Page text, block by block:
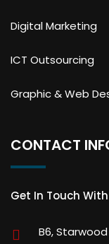
Digital Marketing
ICT Outsourcing
Graphic & Web
CONTACT
Get In Touch With
B6,